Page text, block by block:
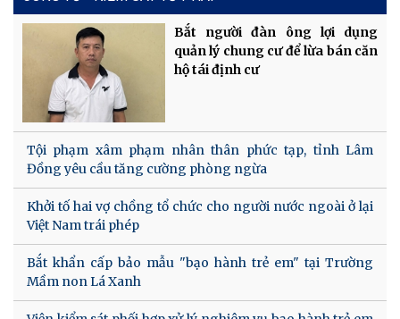
Bắt người đàn ông lợi dụng
quản lý chung cư để lừa bán căn
hộ tái định cư
Tội phạm xâm phạm nhân thân phức tạp, tỉnh Lâm
Đồng yêu cầu tăng cường phòng ngừa
Khởi tố hai vợ chồng tổ chức cho người nước ngoài ở lại
Việt Nam trái phép
Bắt khẩn cấp bảo mẫu "bạo hành trẻ em" tại Trường
Mầm non Lá Xanh